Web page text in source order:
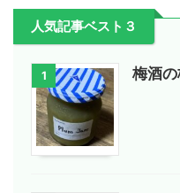
人気記事ベスト３
1 梅酒